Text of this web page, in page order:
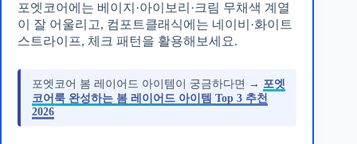
포엣코어에는 베이지·아이보리·크림 무채색 계열
이 잘 어울리고, 컴포트클래식에는 네이비·화이트
스트라이프, 체크 패턴을 활용해보세요.
포엣코어 봄 레이어드 아이템이 궁금하다면 → 포엣
코어룩 완성하는 봄 레이어드 아이템 Top 3 추천
2026